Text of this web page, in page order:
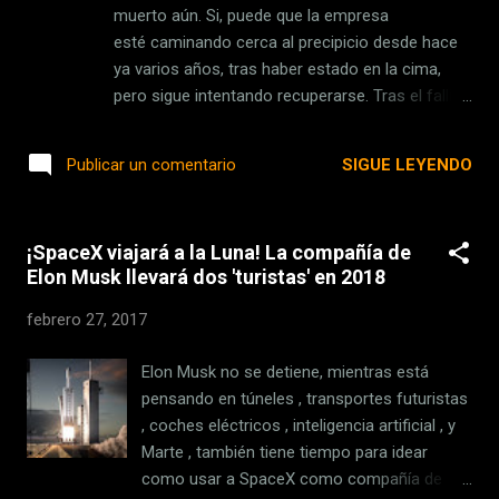
mañana y decidimos que deberíamos
anunciar la fecha de salida. Así que marca tu
calendario y asegurate que tienes
preparados tus protocolos habituales de
comenzar a jugar a 'Thimbleweed Park' el
muerto aún. Si, puede que la empresa
esté caminando cerca al precipicio desde hace
ya varios años, tras haber estado en la cima,
pero sigue intentando recuperarse. Tras el fallido
pueden ver en mi reseña del Z10, hace 4 años ),
modificaciones como el Blackberry Hub, y varias
aplicaciones preinstaladas como BBM
(recuerdan cuando BBM era relevante?) y más. Y
darnos uno de los pocos teléfonos con teclado
físico en existencia, con el KeyOne. En la breve y
fugaz historia de los smartphones con teclados
físicos – antes que todos decidieran preferir
rectángulos de vidrio sin teclas – Blackberry
Publicar un comentario SIGUE LEYENDO
¡SpaceX viajará a la Luna! La compañía de
Elon Musk llevará dos 'turistas' en 2018
febrero 27, 2017
Elon Musk no se detiene, mientras está
pensando en túneles , transportes futuristas
, coches eléctricos , inteligencia artificial , y
Marte , también tiene tiempo para idear
como usar a SpaceX como compañía de